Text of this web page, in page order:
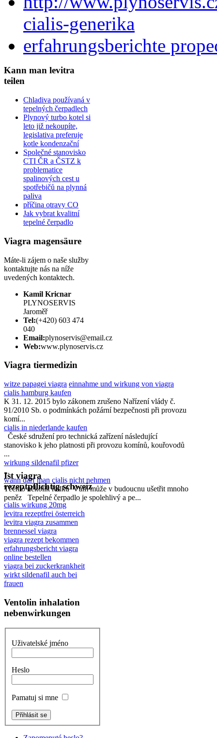
cialis-generika
erfahrungsberichte
Kann man levitra
teilen
Chladiva používaná v
tepelných čerpadlech
Plynový turbo kotel si
leto již nekoupíte,
legislativa preferuje
kotle kondenzační
Společné stanovisko
CTI ČR a ČSTZ k
problematice
spalinových cest u
spotřebičů na plynná
paliva
příčina otravy CO
Jak vybrat kvalitní
tepelné čerpadlo
Viagra magensäure
Máte-li zájem o naše služby
kontaktujte nás na níže
uvedených kontaktech.
Kamil Kricnar
PLYNOSERVIS
Jaroměř
Tel:(+420) 603 474
040
Email:plynoservis@email.cz
Web:www.plynoservis.cz
Viagra tiermedizin
witze papagei viagra einnahme und wirkung von viagra
cialis hamburg kaufen
K 31. 12. 2015 bylo zákonem zrušeno Nařízení vlády č.
91/2010 Sb. o podmínkách požární bezpečnosti při provozu
komí...
cialis in niederlande kaufen
České sdružení pro technická zařízení následující
stanovisko k jeho platnosti při provozu komínů, kouřovodů
...
wirkung sildenafil pfizer
...
wann darf man cialis nicht nehmen
Těchto několik řádků Vám může v budoucnu ušetřit mnoho
peněz Tepelné čerpadlo je spolehlivý a pe...
Ist viagra
rezeptpflichtig schweiz
cialis wirkung 20mg
levitra rezeptfrei österreich
levitra viagra zusammen
brennessel viagra
viagra rezept bekommen
erfahrungsbericht viagra
online bestellen
viagra bei zuckerkrankheit
wirkt sildenafil auch bei
frauen
Ventolin inhalation
nebenwirkungen
Uživatelské jméno
Heslo
Pamatuj si mne